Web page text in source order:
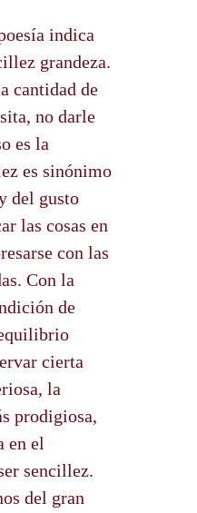
indica
grandeza.
cantidad de
no darle
es la
es sinónimo
del gusto
las cosas en
con las
Con la
de
cierta
la
prodigiosa,
en el
sencillez.
del gran